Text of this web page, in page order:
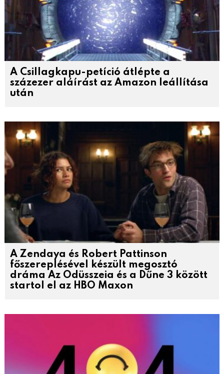
A Csillagkapu-petíció átlépte a
százezer aláírást az Amazon leállítása
után
A Zendaya és Robert Pattinson
főszereplésével készült megosztó
dráma Az Odüsszeia és a Dűne 3 között
startol el az HBO Maxon